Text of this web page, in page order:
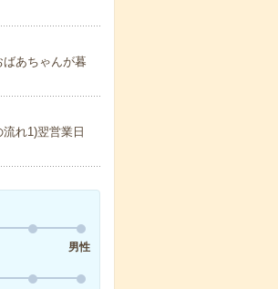
あちゃんが暮
れ1)翌営業日
男性